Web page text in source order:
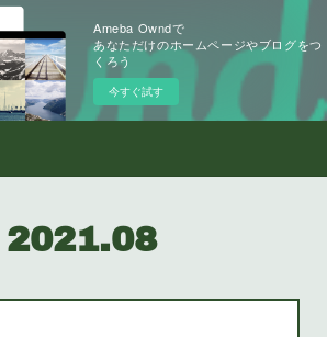
Ameba Owndで
あなただけのホームページやブログをつ
くろう
今すぐ試す
2021.08